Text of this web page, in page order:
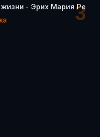
- Эрих Мария Ремарк